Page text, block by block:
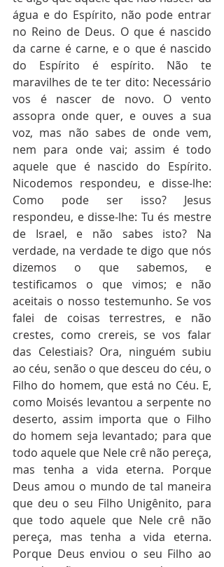
água e do Espírito, não pode entrar
no Reino de Deus. O que é nascido
da carne é carne, e o que é nascido
do Espírito é espírito. Não te
maravilhes de te ter dito: Necessário
vos é nascer de novo. O vento
assopra onde quer, e ouves a sua
voz, mas não sabes de onde vem,
nem para onde vai; assim é todo
aquele que é nascido do Espírito.
Nicodemos respondeu, e disse-lhe:
Como pode ser isso? Jesus
respondeu, e disse-lhe: Tu és mestre
de Israel, e não sabes isto? Na
verdade, na verdade te digo que nós
dizemos o que sabemos, e
testificamos o que vimos; e não
aceitais o nosso testemunho. Se vos
falei de coisas terrestres, e não
crestes, como crereis, se vos falar
das Celestiais? Ora, ninguém subiu
ao céu, senão o que desceu do céu, o
Filho do homem, que está no Céu. E,
como Moisés levantou a serpente no
deserto, assim importa que o Filho
do homem seja levantado; para que
todo aquele que Nele crê não pereça,
mas tenha a vida eterna. Porque
Deus amou o mundo de tal maneira
que deu o seu Filho Unigênito, para
que todo aquele que Nele crê não
pereça, mas tenha a vida eterna.
Porque Deus enviou o seu Filho ao